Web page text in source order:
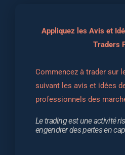
Appliquez les Avis et
Traders
Commencez à trader sur
suivant les avis et idées
professionnels des
Le trading est une activité
engendrer des pertes en